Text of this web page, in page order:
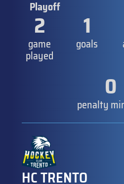
Playoff
2
game
played
1
goals
0
penalty
HC TRENTO